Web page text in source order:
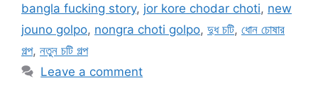
bangla fucking story, jor kore chodar choti, new
jouno golpo, nongra choti golpo, দুধ চটি, ধোন চোষার
গল্প, নতুন চটি গল্প
Leave a comment